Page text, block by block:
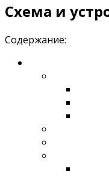
Схема и
Содержание: